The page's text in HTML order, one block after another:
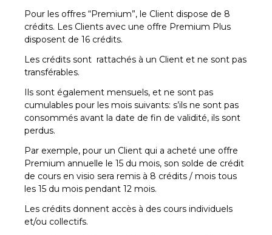
Pour les offres “Premium”, le Client dispose de 8
crédits. Les Clients avec une offre Premium Plus
disposent de 16 crédits.
Les crédits sont rattachés à un Client et ne sont pas
transférables.
Ils sont également mensuels, et ne sont pas
cumulables pour les mois suivants: s’ils ne sont pas
consommés avant la date de fin de validité, ils sont
perdus.
Par exemple, pour un Client qui a acheté une offre
Premium annuelle le 15 du mois, son solde de crédit
de cours en visio sera remis à 8 crédits / mois tous
les 15 du mois pendant 12 mois.
Les crédits donnent accès à des cours individuels
et/ou collectifs.